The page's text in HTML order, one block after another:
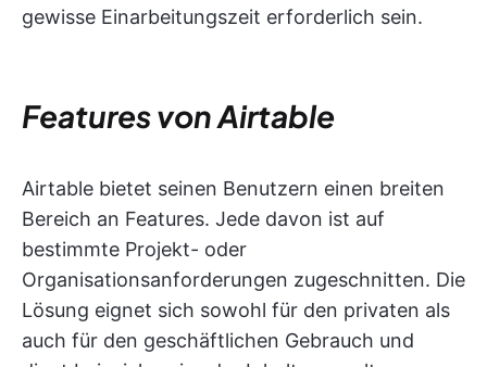
gewisse Einarbeitungszeit erforderlich sein.
Features von Airtable
Airtable bietet seinen Benutzern einen breiten
Bereich an Features. Jede davon ist auf
bestimmte Projekt- oder
Organisationsanforderungen zugeschnitten. Die
Lösung eignet sich sowohl für den privaten als
auch für den geschäftlichen Gebrauch und